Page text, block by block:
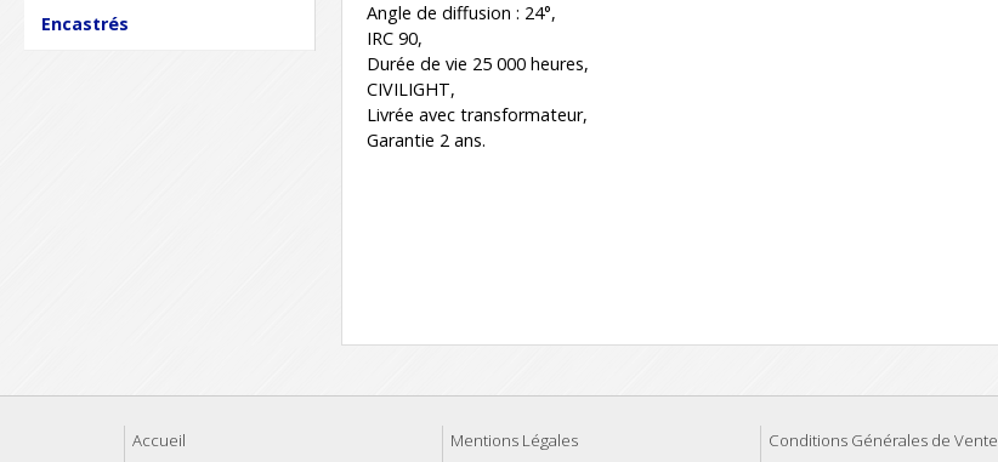
Encastrés
Angle de diffusion : 24°,
IRC 90,
Durée de vie 25 000 heures,
CIVILIGHT,
Livrée avec transformateur,
Garantie 2 ans.
Accueil Mentions Légales Conditions Générales de Vente